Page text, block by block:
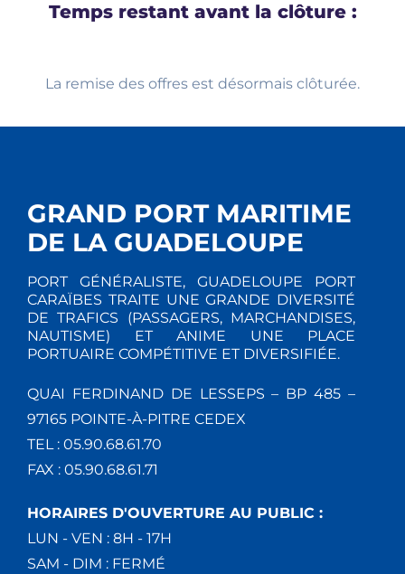
Temps restant avant la clôture :
La remise des offres est désormais clôturée.
GRAND PORT MARITIME
DE LA GUADELOUPE
PORT GÉNÉRALISTE, GUADELOUPE PORT
CARAÏBES TRAITE UNE GRANDE DIVERSITÉ
DE TRAFICS (PASSAGERS, MARCHANDISES,
NAUTISME) ET ANIME UNE PLACE
PORTUAIRE COMPÉTITIVE ET DIVERSIFIÉE.
QUAI FERDINAND DE LESSEPS – BP 485 –
97165 POINTE-À-PITRE CEDEX
TEL : 05.90.68.61.70
FAX : 05.90.68.61.71
HORAIRES D'OUVERTURE AU PUBLIC :
LUN - VEN : 8H - 17H
SAM - DIM : FERMÉ